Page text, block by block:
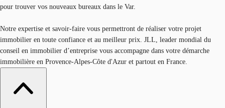
pour trouver vos nouveaux bureaux dans le Var.
Notre expertise et savoir-faire vous permettront de réaliser votre projet
immobilier en toute confiance et au meilleur prix. JLL, leader mondial du
conseil en immobilier d’entreprise vous accompagne dans votre démarche
immobilière en Provence-Alpes-Côte d'Azur et partout en France.